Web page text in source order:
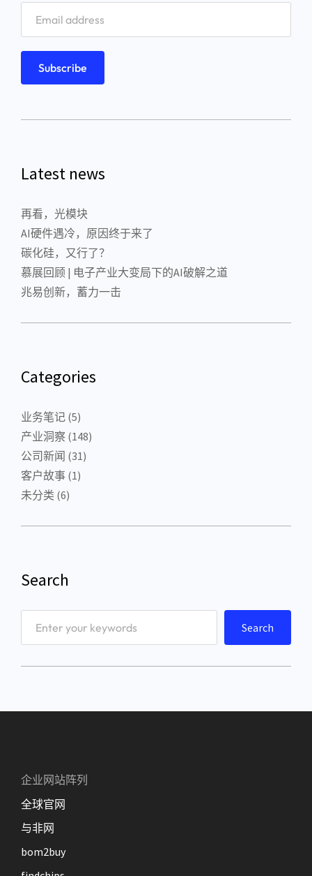
Latest news
再看，光模块
AI硬件遇冷，原因终于来了
碳化硅，又行了？
慕展回顾 | 电子产业大变局下的AI破解之道
兆易创新，蓄力一击
Categories
业务笔记 (5)
产业洞察 (148)
公司新闻 (31)
客户故事 (1)
未分类 (6)
Search
Search
企业网站阵列
全球官网
与非网
bom2buy